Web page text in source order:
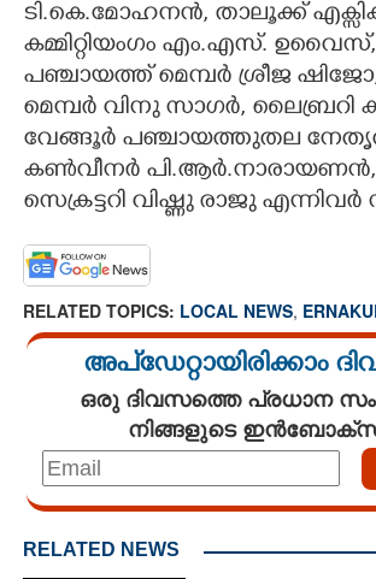
ടി.കെ.മോഹനൻ, താലൂക്ക്
കമ്മിറ്റിയംഗം എം.എസ്.
പഞ്ചായത്ത് മെമ്പർ ശ്രീജ
മെമ്പർ വിനു സാഗർ,
വേങ്ങൂർ പഞ്ചായത്തുതല
കൺവീനർ
സെക്രട്ടറി വിഷ്ണു രാജു എന്നിവർ
RELATED TOPICS: LOCAL NEWS,
അപ്ഡേറ്റായിരിക്കാം
ഒരു ദിവസത്തെ പ്രധാന
നിങ്ങളുടെ
RELATED NEWS